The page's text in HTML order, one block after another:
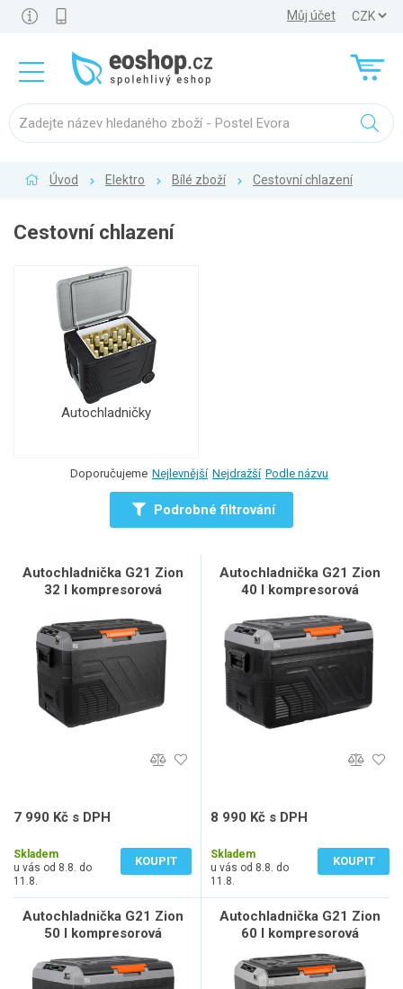
Můj účet
Úvod Elektro Bílé zboží Cestovní chlazení
Cestovní chlazení
Autochladničky
Doporučujeme Nejlevnější Nejdražší Podle názvu
Podrobné filtrování
Autochladnička G21 Zion
32 l kompresorová
7 990 Kč s DPH
Skladem
u vás od 8.8. do
11.8.
KOUPIT
Autochladnička G21 Zion
40 l kompresorová
8 990 Kč s DPH
Skladem
u vás od 8.8. do
11.8.
KOUPIT
Autochladnička G21 Zion
50 l kompresorová
Autochladnička G21 Zion
60 l kompresorová